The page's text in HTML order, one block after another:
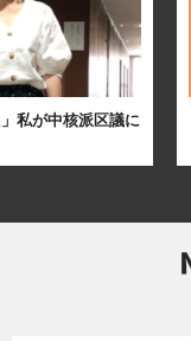
私が中核派区議に